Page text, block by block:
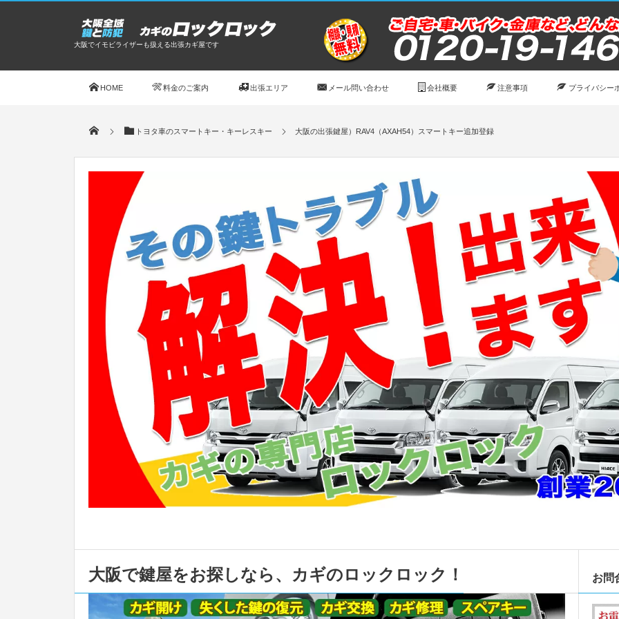
大阪でイモビライザーも扱える出張カギ屋です
HOME 料金のご案内 出張エリア メール問い合わせ 会社概要 注意事項 プライバシー
トヨタ車のスマートキー・キーレスキー 大阪の出張鍵屋）RAV4（AXAH54）スマートキー追加登録
大阪で鍵屋をお探しなら、カギのロックロック！ お問